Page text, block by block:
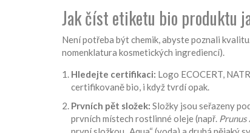
Jak číst etiketu bio produktu
Není potřeba být chemik, abyste poznali
nomenklatura kosmetických ingrediencí).
Hledejte certifikaci: Logo ECOCERT,
certifikovaně bio, i když tvrdí opak.
Prvních pět složek: Složky jsou seřazeny
prvních místech rostlinné oleje (např. Prunus